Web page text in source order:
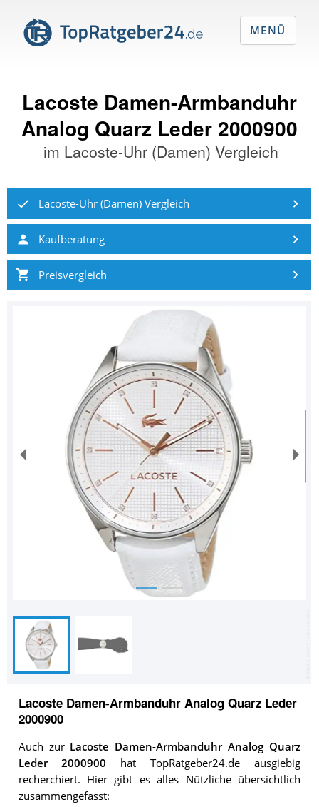
Lacoste Damen-Armbanduhr
Analog Quarz Leder 2000900
im Lacoste-Uhr (Damen) Vergleich
Lacoste-Uhr (Damen) Vergleich
Kaufberatung
Preisvergleich
Lacoste Damen-Armbanduhr Analog Quarz Leder
2000900
Auch zur Lacoste Damen-Armbanduhr Analog Quarz
Leder 2000900 hat TopRatgeber24.de ausgiebig
recherchiert. Hier gibt es alles Nützliche übersichtlich
zusammengefasst:
MENÜ